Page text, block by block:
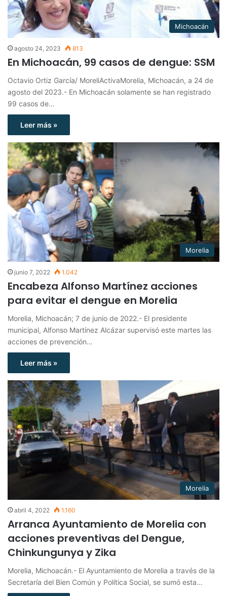
Michoacán
agosto 24, 2023 813
En Michoacán, 99 casos de dengue: SSM
Octavio Ortiz García/ MoreliActivaMorelia, Michoacán, a 24 de
agosto del 2023.- En Michoacán solamente se han registrado
99 casos de…
Leer más »
Morelia
junio 7, 2022 1.042
Encabeza Alfonso Martínez acciones
para evitar el dengue en Morelia
Morelia, Michoacán; 7 de junio de 2022.- El presidente
municipal, Alfonso Martínez Alcázar supervisó este martes las
acciones de prevención…
Leer más »
Morelia
abril 4, 2022 1.160
Arranca Ayuntamiento de Morelia con
acciones preventivas del Dengue,
Chinkungunya y Zika
Morelia, Michoacán.- El Ayuntamiento de Morelia a través de la
Secretaría del Bien Común y Política Social, se sumó esta…